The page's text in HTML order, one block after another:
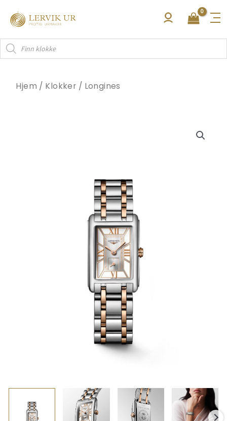
rett
innholdet
Products
search
Hjem / Klokker / Longines